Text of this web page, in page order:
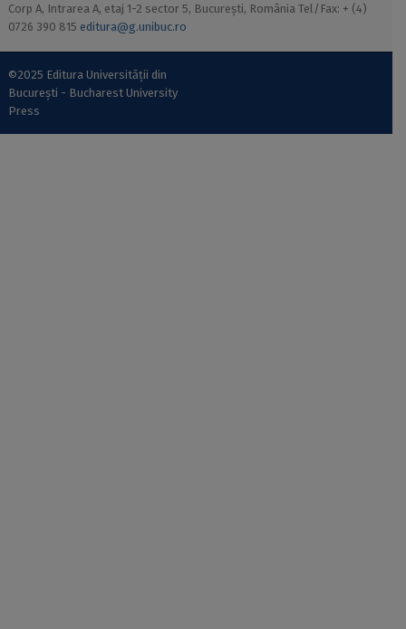
Corp A, Intrarea A, etaj 1-2 sector 5, București, România Tel/Fax: + (4)
0726 390 815 editura@g.unibuc.ro
©2025 Editura Universității din
București - Bucharest University
Press